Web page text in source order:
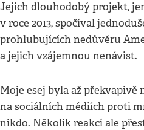
Jejich dlouhodobý projekt,
v roce 2013, spočíval
prohlubujících nedůvěru
a jejich vzájemnou nenávist.
Moje esej byla až
na sociálních médiích proti
nikdo. Několik reakcí ale